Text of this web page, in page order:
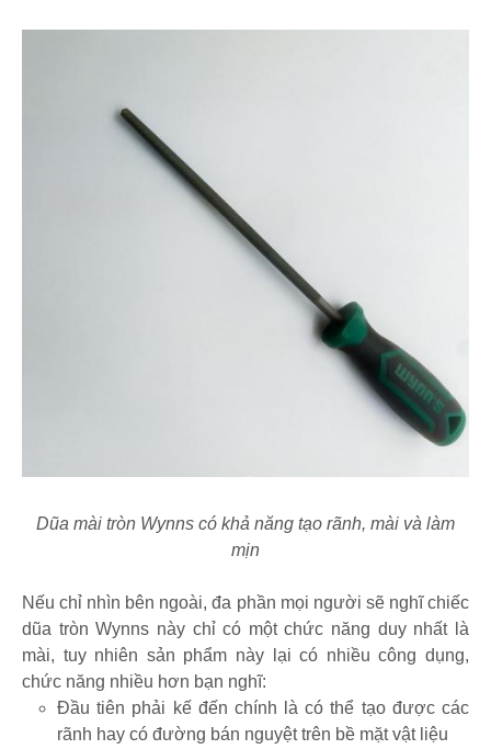
Dũa mài tròn Wynns có khả năng tạo rãnh, mài và làm
mịn
Nếu chỉ nhìn bên ngoài, đa phần mọi người sẽ nghĩ chiếc
dũa tròn Wynns này chỉ có một chức năng duy nhất là
mài, tuy nhiên sản phẩm này lại có nhiều công dụng,
chức năng nhiều hơn bạn nghĩ:
Đầu tiên phải kế đến chính là có thể tạo được các
rãnh hay có đường bán nguyệt trên bề mặt vật liệu